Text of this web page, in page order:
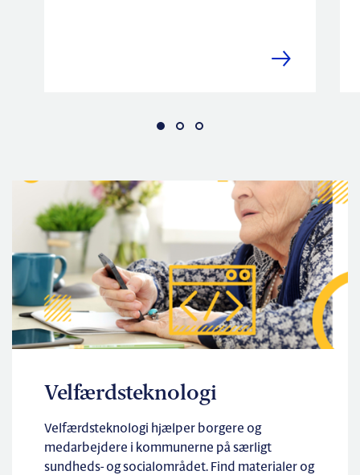
Velfærdsteknologi
Velfærdsteknologi hjælper borgere og
medarbejdere i kommunerne på særligt
sundheds- og socialområdet. Find materialer og